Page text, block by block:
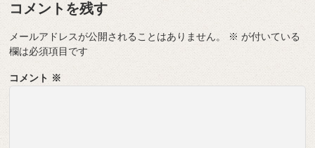
コメントを残す
メールアドレスが公開されることはありません。 ※ が付いている
欄は必須項目です
コメント ※